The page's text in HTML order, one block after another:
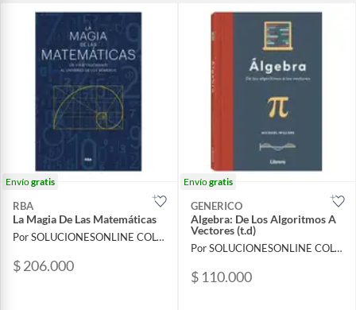
Envíogratis
RBA
La Magia De Las Matemáticas
Por SOLUCIONESONLINE COLOMBIA SAS
$ 206.000
Envíogratis
GENERICO
Algebra: De Los Algoritmos A
Vectores (t.d)
Por SOLUCIONESONLINE COLOMBIA SAS
$ 110.000